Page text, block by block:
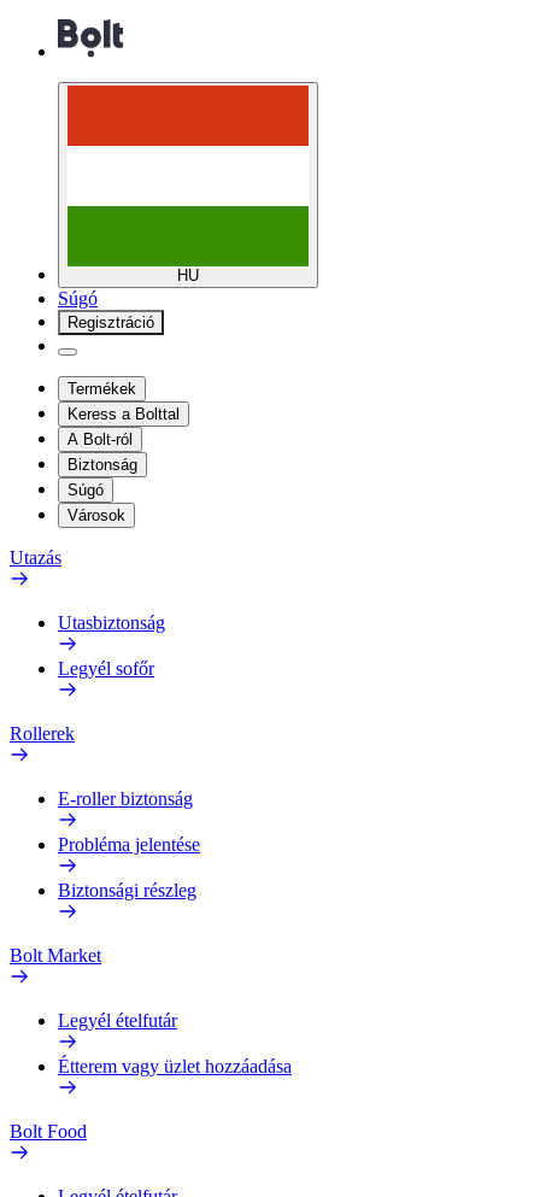
HU
Súgó
Regisztráció
Termékek
Keress a Bolttal
A Bolt-ról
Biztonság
Súgó
Városok
Utazás
Utasbiztonság
Legyél sofőr
Rollerek
E-roller biztonság
Probléma jelentése
Biztonsági részleg
Bolt Market
Legyél ételfutár
Étterem vagy üzlet hozzáadása
Bolt Food